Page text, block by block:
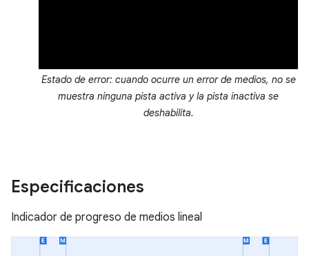
Estado de error: cuando ocurre un error de medios, no se
muestra ninguna pista activa y la pista inactiva se
deshabilita.
Especificaciones
Indicador de progreso de medios lineal